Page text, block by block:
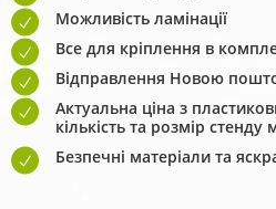
Можливість ламінації
Все для кріплення в
Відправлення Новою
Актуальна ціна з
кількість та розмір
Безпечні матеріали та